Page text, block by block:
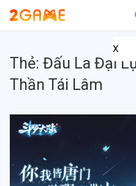
X
Thẻ: Đấu La Đại
Thần Tái Lâm